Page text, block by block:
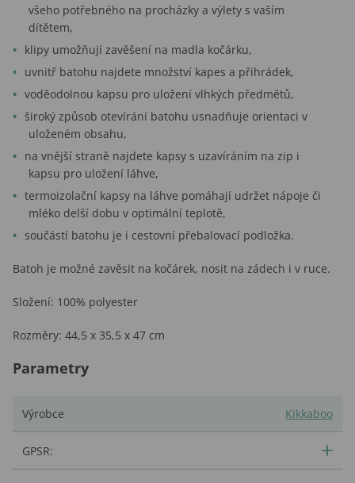
všeho potřebného na procházky a výlety s vaším
dítětem,
klipy umožňují zavěšení na madla kočárku,
uvnitř batohu najdete množství kapes a přihrádek,
voděodolnou kapsu pro uložení vlhkých předmětů,
široký způsob otevírání batohu usnadňuje orientaci v
uloženém obsahu,
na vnější straně najdete kapsy s uzavíráním na zip i
kapsu pro uložení láhve,
termoizolační kapsy na láhve pomáhají udržet nápoje či
mléko delší dobu v optimální teplotě,
součástí batohu je i cestovní přebalovací podložka.
Batoh je možné zavěsit na kočárek, nosit na zádech i v ruce.
Složení: 100% polyester
Rozměry: 44,5 x 35,5 x 47 cm
Parametry
Výrobce Kikkaboo
GPSR: